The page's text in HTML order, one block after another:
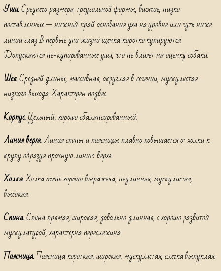
Уши.Среднего размера, треугольной формы, висячие, низко
поставленные — нижний край основания уха на уровне или чуть ниже
линии глаз. В первые дни жизни щенка коротко купируются.
Допускаются не-купированные уши, что не влияет на оценку собаки.
Шея.Средней длины, массивная, округлая в сечении, мускулистая
низкого выхода. Характерен подвес.
Корпус.Цельный, хорошо сбалансированный.
Линия верха.Линия спины и поясницы плавно повышается от холки к
крупу образуя прочную линию верха.
Холка.Холка очень хорошо выражена, недлинная, мускулистая,
высокая.
Спина.Спина прямая, широкая, довольно длинная, с хорошо развитой
мускулатурой, характерна переслежина.
Поясница.Поясница короткая, широкая, мускулистая, слегка выпуклая.